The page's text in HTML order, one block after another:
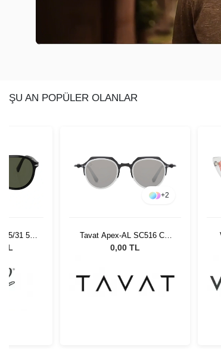
ŞU AN POPÜLER OLANLAR
Col
+3
Vogue 5211S W74584 54
Kadın Güneş Gözlüğü
6.900,00 TL